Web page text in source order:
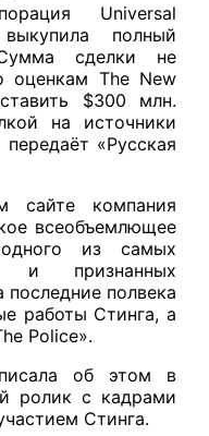
Universal
полный
сделки не
оценкам The New
$300 млн.
на источники
«Русская
сайте компания
всеобъемлющее
из самых
и признанных
последние полвека
работы Стинга, а
Police».
об этом в
ролик с кадрами
Стинга.